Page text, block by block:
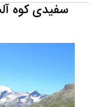
سفیدی کوه